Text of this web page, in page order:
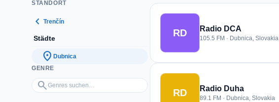
STANDORT
chevron_left Trenčín
Städte
location_on Dubnica
GENRE
search
Genres suchen…
2 Radiosender aus Dubnica
RD Radio DCA
105.5 FM · Dubnica, Slovakia
RD Radio Duha
89.1 FM · Dubnica, Slovakia